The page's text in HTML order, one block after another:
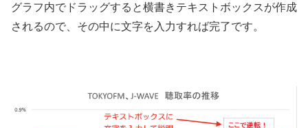
グラフ内でドラッグすると横書きテキストボックスが作成
されるので、その中に文字を入力すれば完了です。